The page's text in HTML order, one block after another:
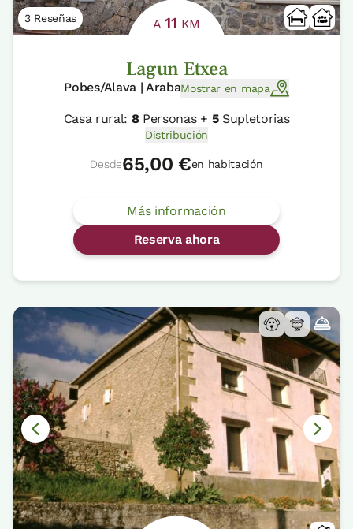
3 Reseñas A11 KM
Lagun Etxea
Pobes/Alava | ArabaMostrar en mapa
Casa rural: 8Personas + 5Supletorias
Distribución
Desde65,00 €en habitación
Más información
Reserva ahora